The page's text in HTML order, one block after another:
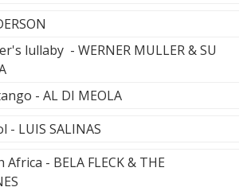
lullaby - WERNER MULLER & SU
- AL DI MEOLA
- LUIS SALINAS
Africa - BELA FLECK & THE